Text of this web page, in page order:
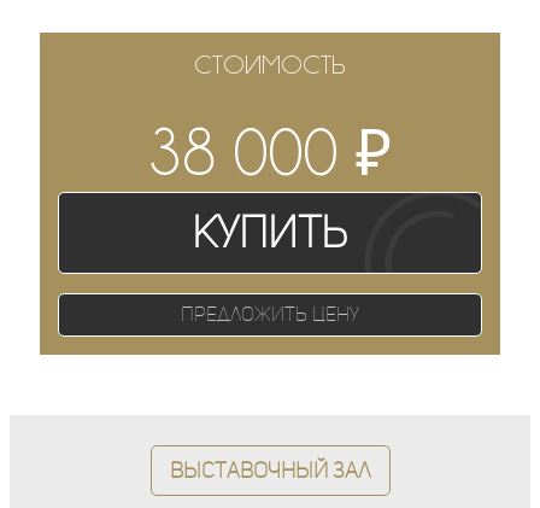
СТОИМОСТЬ
38 000₽
Купить
Предложить цену
Выставочный зал